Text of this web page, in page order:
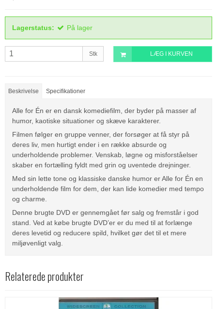
Lagerstatus: På lager
Stk LÆG I KURVEN
Beskrivelse Specifikationer
Alle for Én er en dansk komediefilm, der byder på masser af
humor, kaotiske situationer og skæve karakterer.
Filmen følger en gruppe venner, der forsøger at få styr på
deres liv, men hurtigt ender i en række absurde og
underholdende problemer. Venskab, løgne og misforståelser
skaber en fortælling fyldt med grin og uventede drejninger.
Med sin lette tone og klassiske danske humor er Alle for Én en
underholdende film for dem, der kan lide komedier med tempo
og charme.
Denne brugte DVD er gennemgået før salg og fremstår i god
stand. Ved at købe brugte DVD’er er du med til at forlænge
deres levetid og reducere spild, hvilket gør det til et mere
miljøvenligt valg.
Relaterede produkter